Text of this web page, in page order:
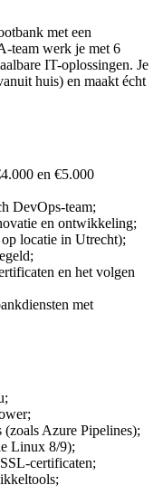
met een
team werk je met 6
IT-oplossingen. Je
huis) en maakt écht
en €5.000
DevOps-team;
en ontwikkeling;
locatie in Utrecht);
en het volgen
met
Azure Pipelines);
Linux 8/9);
certificaten;